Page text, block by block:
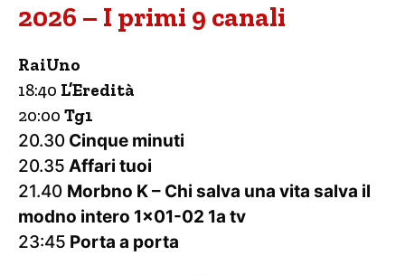
2026 – I primi 9 canali
RaiUno
18:40 L’Eredità
20:00 Tg1
20.30 Cinque minuti
20.35 Affari tuoi
21.40 Morbno K – Chi salva una vita salva il
modno intero 1×01-02 1a tv
23:45 Porta a porta